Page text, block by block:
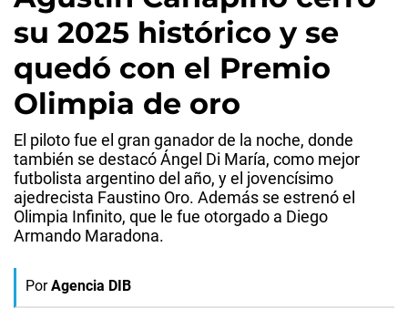
su 2025 histórico y se
quedó con el Premio
Olimpia de oro
El piloto fue el gran ganador de la noche, donde
también se destacó Ángel Di María, como mejor
futbolista argentino del año, y el jovencísimo
ajedrecista Faustino Oro. Además se estrenó el
Olimpia Infinito, que le fue otorgado a Diego
Armando Maradona.
Por Agencia DIB